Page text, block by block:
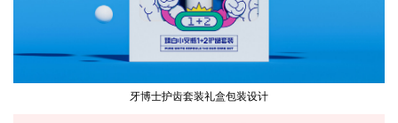
牙博士护齿套装礼盒包装设计